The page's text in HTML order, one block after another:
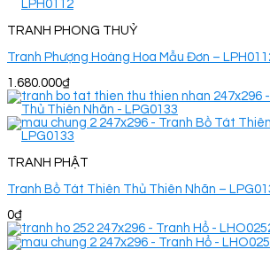
TRANH PHONG THUỶ
Tranh Phượng Hoàng Hoa Mẫu Đơn –
1.680.000₫
TRANH PHẬT
Tranh Bồ Tát Thiên Thủ Thiên Nhãn –
0₫